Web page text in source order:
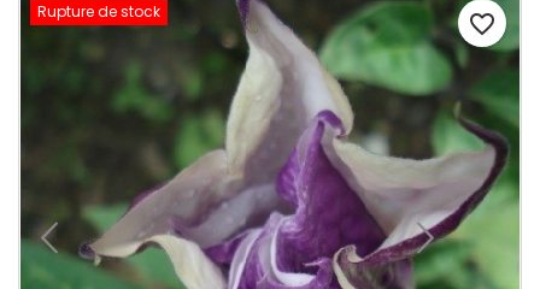
Rupture de stock favorite_border